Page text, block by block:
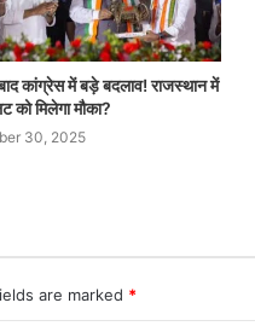
कांग्रेस में बड़े बदलाव! राजस्थान में
को मिलेगा मौका?
30, 2025
are marked *